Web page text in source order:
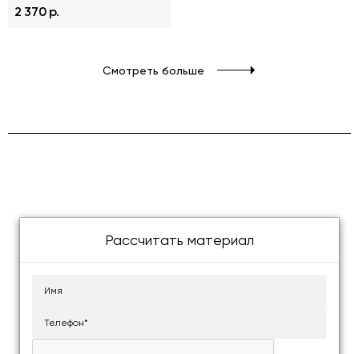
2 370 р.
Смотреть больше
Рассчитать материал